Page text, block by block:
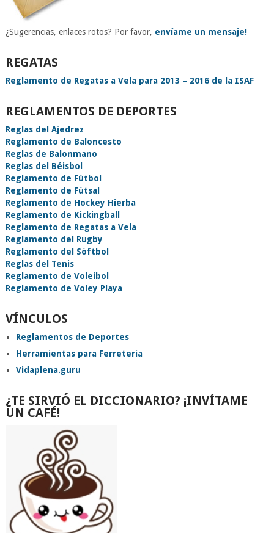
¿Sugerencias, enlaces rotos? Por favor, envíame un mensaje!
REGATAS
Reglamento de Regatas a Vela para 2013 – 2016 de la ISAF
REGLAMENTOS DE DEPORTES
Reglas del Ajedrez
Reglamento de Baloncesto
Reglas de Balonmano
Reglas del Béisbol
Reglamento de Fútbol
Reglamento de Fútsal
Reglamento de Hockey Hierba
Reglamento de Kickingball
Reglamento de Regatas a Vela
Reglamento del Rugby
Reglamento del Sóftbol
Reglas del Tenis
Reglamento de Voleibol
Reglamento de Voley Playa
VÍNCULOS
Reglamentos de Deportes
Herramientas para Ferretería
Vidaplena.guru
¿TE SIRVIÓ EL DICCIONARIO? ¡INVÍTAME
UN CAFÉ!